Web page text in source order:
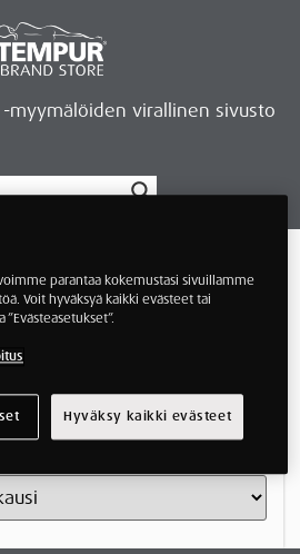
myymälöiden virallinen sivusto
kokemukset
parantaa kokemustasi sivuillamme
Voit hyväksyä kaikki evästeet tai
Hyväksy kaikki evästeet